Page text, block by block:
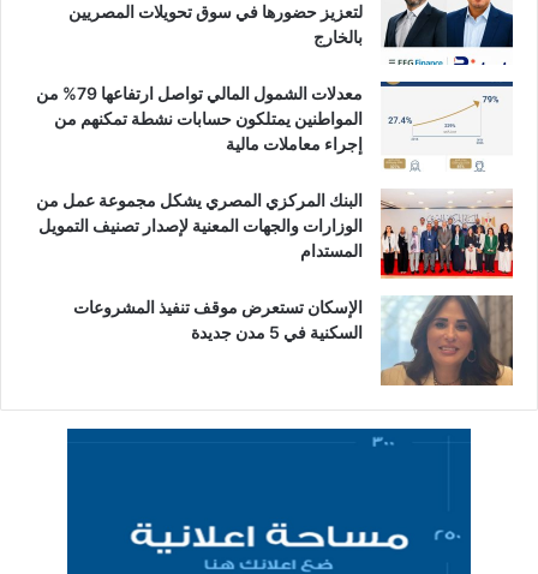
لتعزيز حضورها في سوق تحويلات المصريين
بالخارج
معدلات الشمول المالي تواصل ارتفاعها 79% من
المواطنين يمتلكون حسابات نشطة تمكنهم من
إجراء معاملات مالية
البنك المركزي المصري يشكل مجموعة عمل من
الوزارات والجهات المعنية لإصدار تصنيف التمويل
المستدام
الإسكان تستعرض موقف تنفيذ المشروعات
السكنية في 5 مدن جديدة